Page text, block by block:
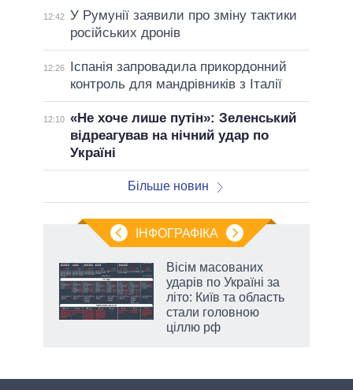
12:42 У Румунії заявили про зміну тактики
російських дронів
12:26
Іспанія запровадила прикордонний
контроль для мандрівників з Італії
12:10 «Не хоче лише путін»: Зеленський
відреагував на нічний удар по
Україні
Більше новин
ІНФОГРАФІКА
Вісім масованих
ударів по Україні за
літо: Київ та область
стали головною
ціллю рф